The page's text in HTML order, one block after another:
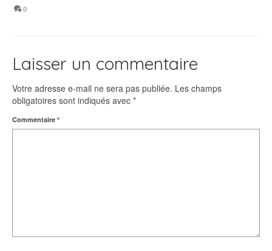
0
Laisser un commentaire
Votre adresse e-mail ne sera pas publiée. Les champs
obligatoires sont indiqués avec *
Commentaire *